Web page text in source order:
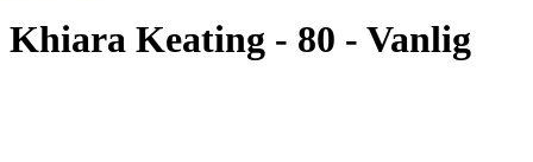
Khiara Keating - 80 - Vanlig